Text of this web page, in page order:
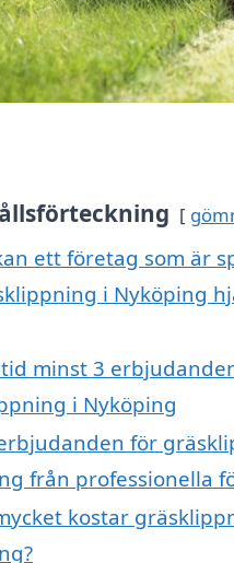
ett företag som är
i Nyköping
minst 3
i Nyköping
för
från professionella
kostar